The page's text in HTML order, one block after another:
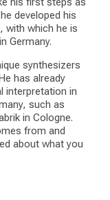
developed his
with which he is
Germany.
synthesizers
has already
interpretation in
such as
in Cologne.
from and
about what you